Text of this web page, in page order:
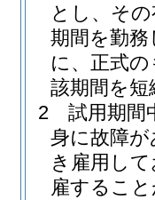
とし、そ
期間を勤
に、正式
該期間を
2
試用期間
身に故障
き雇用し
雇するこ